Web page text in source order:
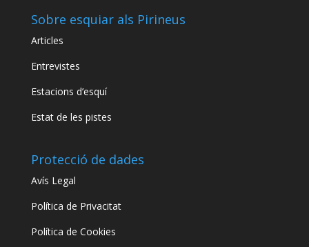
Sobre esquiar als Pirineus
Articles
Entrevistes
Estacions d’esquí
Estat de les pistes
Protecció de dades
Avís Legal
Política de Privacitat
Política de Cookies